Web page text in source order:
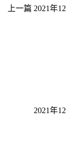
上一篇 2021年12
2021年12